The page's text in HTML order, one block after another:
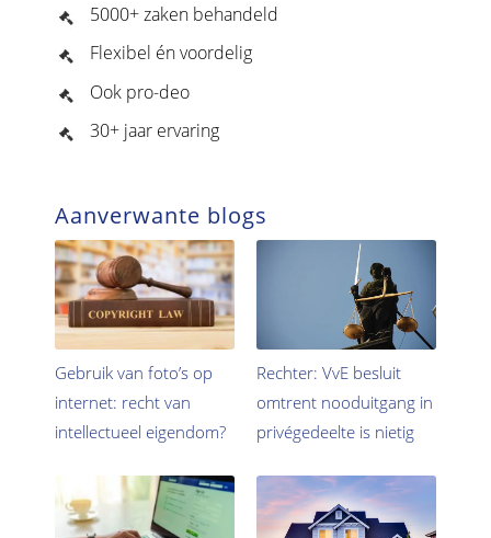
5000+ zaken behandeld
Flexibel én voordelig
Ook pro-deo
30+ jaar ervaring
Aanverwante blogs
Gebruik van foto’s op
internet: recht van
intellectueel eigendom?
Rechter: VvE besluit
omtrent nooduitgang in
privégedeelte is nietig